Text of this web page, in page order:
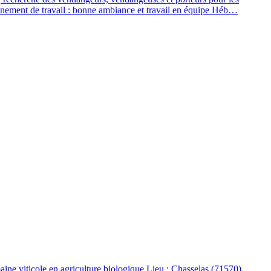
de travail : bonne ambiance et travail en équipe Héb…
viticole en agriculture biologique Lieu : Chasselas (71570),